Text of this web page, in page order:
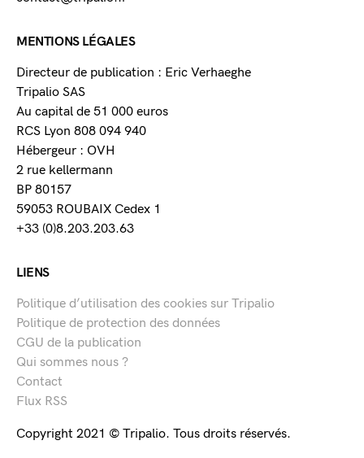
MENTIONS LÉGALES
Directeur de publication : Eric Verhaeghe
Tripalio SAS
Au capital de 51 000 euros
RCS Lyon 808 094 940
Hébergeur : OVH
2 rue kellermann
BP 80157
59053 ROUBAIX Cedex 1
+33 (0)8.203.203.63
LIENS
Politique d’utilisation des cookies sur Tripalio
Politique de protection des données
CGU de la publication
Qui sommes nous ?
Contact
Flux RSS
Copyright 2021 © Tripalio. Tous droits réservés.